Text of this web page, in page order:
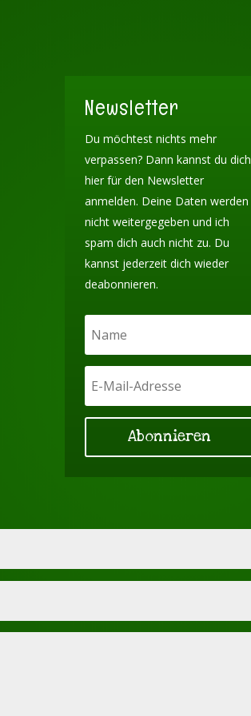
Newsletter
Du möchtest nichts mehr
verpassen? Dann kannst du dich
hier für den Newsletter
anmelden. Deine Daten werden
nicht weitergegeben und ich
spam dich auch nicht zu. Du
kannst jederzeit dich wieder
deabonnieren.
Abonnieren